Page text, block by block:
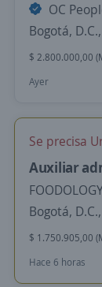
OC
Bogotá,
$ 2.800.000,00
Ayer
Se precisa
Auxiliar
Bogotá,
$ 1.750.905,00
Hace 6 horas